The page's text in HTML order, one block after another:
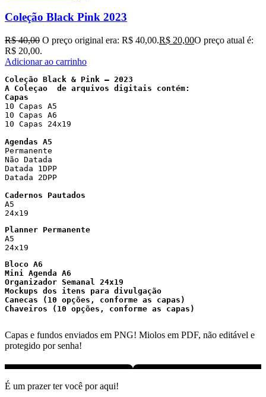
Coleção Black Pink 2023
R$40,00 O preço original era: R$ 40,00.R$ 20,00O preço atual é:
R$ 20,00.
Adicionar ao carrinho
Coleção Black & Pink – 2023
A Coleçao  de arquivos digitais contém:
10 Capas A5
10 Capas A6
10 Capas 24x19
Agendas A5
Permanente
Não Datada
Datada 1DPP
Datada 2DPP
Cadernos Pautados
A5
24x19
Planner Permanente
A5
24x19
Bloco A6
Mini Agenda A6
Organizador Semanal 24x19
Mockups dos itens para divulgação
Canecas (10 opções, conforme as capas)
Chaveiros (10 opções, conforme as capas)
Capas e fundos enviados em PNG! Miolos em PDF, não editável e
protegido por senha!
É um prazer ter você por aqui!